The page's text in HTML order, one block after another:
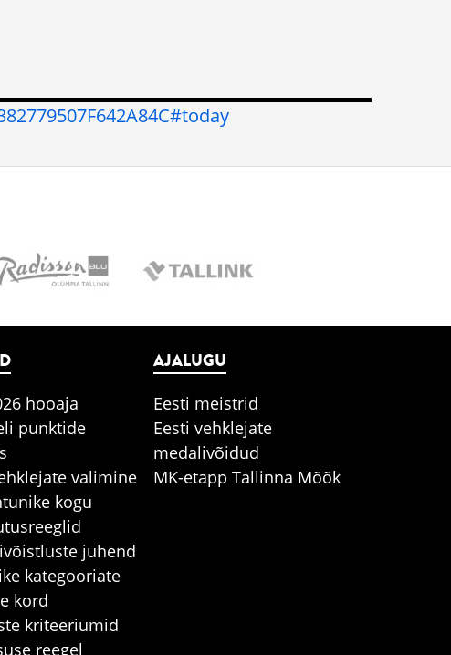
hooaja
punktide
valimine
kogu
juhend
kategooriate
kord
kriteeriumid
reegel
AJALUGU
Eesti meistrid
Eesti vehklejate
medalivõidud
MK-etapp Tallinna Mõõk